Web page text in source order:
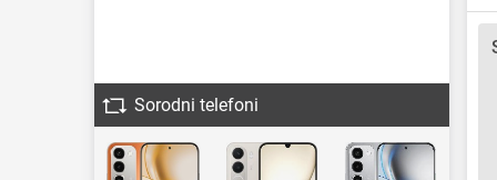
Sorodni telefoni